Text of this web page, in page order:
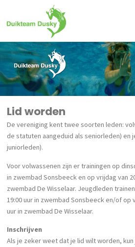
de
Lid worden
De vereniging kent twee soorten leden:
de statuten aangeduid als seniorleden) en
juniorleden).
Voor volwassenen zijn er trainingen op
in zwembad Sonsbeeck en op vrijdag van
zwembad De Wisselaar. Jeugdleden
19:00 uur in zwembad Sonsbeeck en/of op
uur in zwembad De Wisselaar.
Inschrijven
Als je zeker weet dat je lid wilt worden,